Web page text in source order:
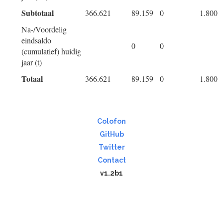
Subtotaal 366.621 89.159 0
1.800
Na-/Voordelig
eindsaldo
(cumulatief) huidig
jaar (t)
0 0
Totaal 366.621 89.159 0 1.800
Colofon
GitHub
Twitter
Contact
v1.2b1